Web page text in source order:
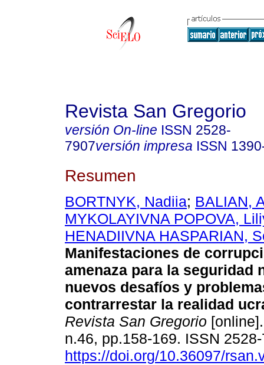
Revista San Gregorio
versión On-line ISSN 2528-
7907versión impresa ISSN
Resumen
BORTNYK, Nadiia; BALIAN,
MYKOLAYIVNA POPOVA,
HENADIIVNA HASPARIAN,
Manifestaciones de
amenaza para la seguridad
nuevos desafíos y
contrarrestar la realidad
Revista San Gregorio
n.46, pp.158-169. ISSN
https://doi.org/10.36097/